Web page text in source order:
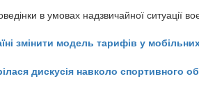
в умовах надзвичайної ситуації
змінити модель тарифів у
дискусія навколо спортивного